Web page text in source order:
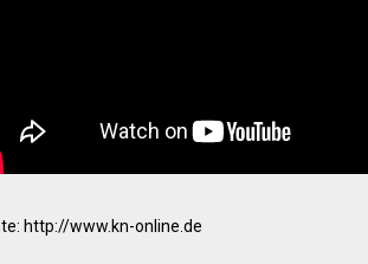
http://www.kn-online.de